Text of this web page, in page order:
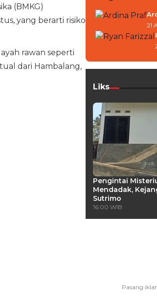
(BMKG)
yang berarti risiko
rawan seperti
dari Hambalang,
21
Liks
Pengintai
Mendadak,
Sutrimo
16:00 WIB